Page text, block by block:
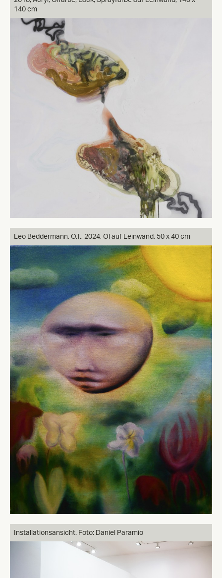
140 cm
Leo Beddermann, O.T., 2024, Öl auf Leinwand, 50 x 40 cm
Installationsansicht. Foto: Daniel Paramio